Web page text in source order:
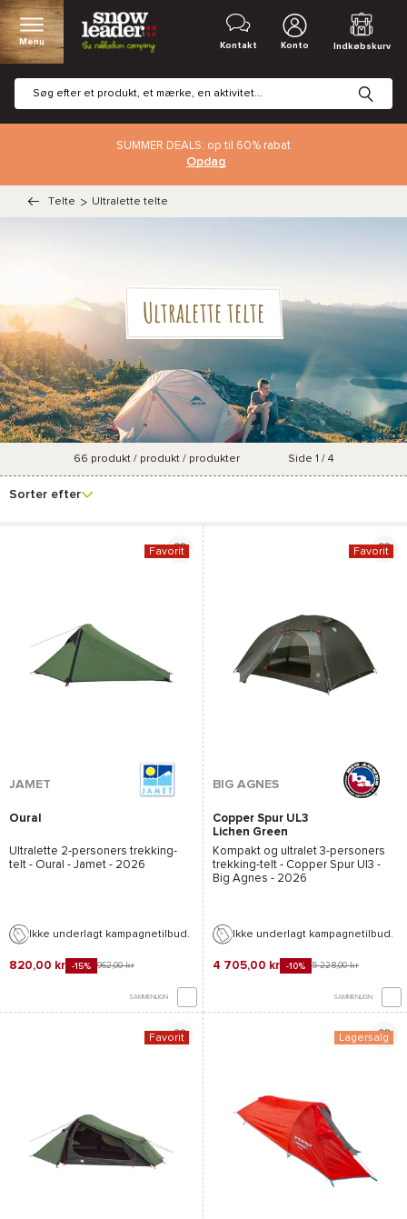
Menu Kontakt Konto Indkøbskurv
SUMMER DEALS: op til 60% rabat
Opdag
Telte > Ultralette telte
Ultralette telte
Mærke Pris Forfremmelsesprocent
Farve
flere
66 produkt / produkt / produkter Side 1 / 4
Sorter efter
Favorit
JAMET
Oural
Ultralette 2-personers trekking-
telt - Oural - Jamet - 2026
Ikke underlagt kampagnetilbud.
820,00 kr -15% 962,00 kr
SAMMENLIGN
Favorit
BIG AGNES
Copper Spur UL3
Lichen Green
Kompakt og ultralet 3-personers
trekking-telt - Copper Spur Ul3 -
Big Agnes - 2026
Ikke underlagt kampagnetilbud.
4 705,00 kr -10% 5 228,00 kr
SAMMENLIGN
Favorit Lagersalg